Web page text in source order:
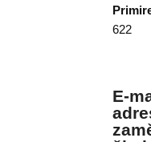
622
E-